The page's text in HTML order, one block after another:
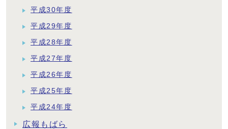
平成30年度
平成29年度
平成28年度
平成27年度
平成26年度
平成25年度
平成24年度
広報もばら